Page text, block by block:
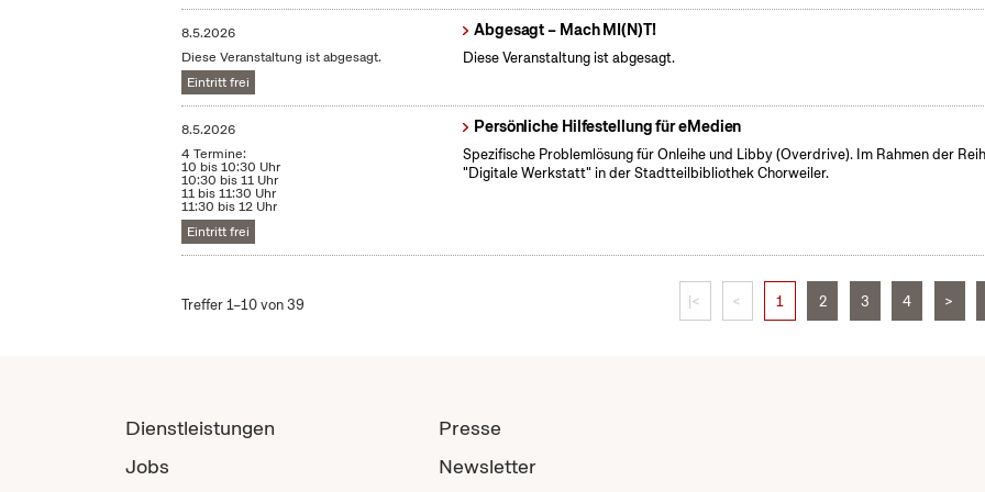
8.5.2026
Diese Veranstaltung ist abgesagt.
Eintritt frei
Abgesagt – Mach MI(N)T!
Diese Veranstaltung ist abgesagt.
8.5.2026
4 Termine:
10 bis 10:30 Uhr
10:30 bis 11 Uhr
11 bis 11:30 Uhr
11:30 bis 12 Uhr
Eintritt frei
Persönliche Hilfestellung für eMedien
Spezifische Problemlösung für Onleihe und Libby (Overdrive). Im Rahmen der
"Digitale Werkstatt" in der Stadtteilbibliothek Chorweiler.
Treffer 1–10 von 39 |< < 1 2 3 4 >
Dienstleistungen
Jobs
Presse
Newsletter